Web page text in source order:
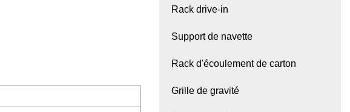
Rack drive-in
Support de navette
Rack d'écoulement de carton
Grille de gravité